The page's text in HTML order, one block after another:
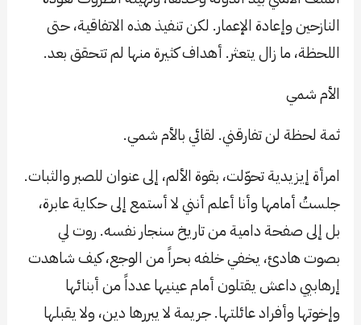
النازحين وإعادة الإعمار. لكن تنفيذ هذه الاتفاقية، حتى
اللحظة، ما زال يتعثر. أهداف كثيرة منها لم تتحقق بعد.
الأم شمي
ثمة لحظة لن تفارقني. لقائي بالأم شمي.
امرأة إيزيدية تحوّلت، بقوة الألم، إلى عنوان للصبر والثبات.
جلستُ أمامها وأنا أعلم أنني لا أستمع إلى حكاية عابرة،
بل إلى صفحة دامية من تاريخ سنجار نفسه. روت لي
بصوت هادئ، يخفي خلفه بحراً من الوجع، كيف شاهدت
إرهابيي داعش يقتلون أمام عينيها عدداً من أبنائها
وإخوتها وأفراد عائلتها. جريمة لا يبررها دين، ولا يقبلها